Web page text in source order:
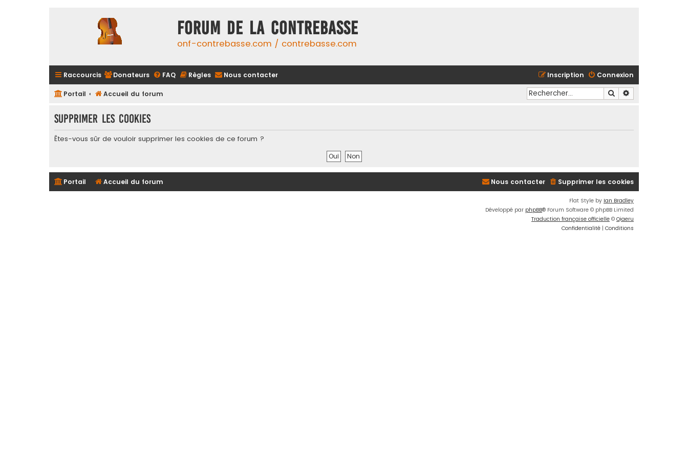
FORUM DE LA CONTREBASSE
onf-contrebasse.com / contrebasse.com
Raccourcis Donateurs FAQ Règles Nous contacter Connexion
Inscription
Portail Accueil du forum Rechercher
Supprimer les cookies
Êtes-vous sûr de vouloir supprimer les cookies de ce forum ?
Portail Accueil du forum Supprimer les cookies
Nous contacter
Flat Style by Ian Bradley
Développé par phpBB® Forum Software © phpBB Limited
Traduction française officielle © Qiaeru
Confidentialité | Conditions